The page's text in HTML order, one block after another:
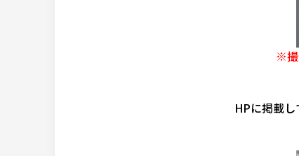
※撮
HPに掲載